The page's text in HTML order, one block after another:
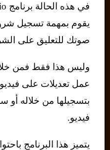
يقوم بمهمة تسجيل
صوتك للتعليق على
وليس هذا فقط فمن
عمل تعديلات على
بتسجيلها من خلاله أو
فيديو.